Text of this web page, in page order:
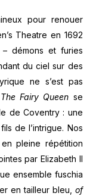
pour renouer
Theatre en 1692
démons et furies
du ciel sur des
ne s’est pas
The Fairy Queen se
de Coventry : une
de l’intrigue. Nos
pleine répétition
par Elizabeth II
ensemble fuschia
en tailleur bleu, of